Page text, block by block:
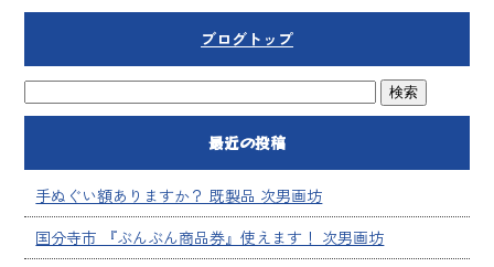
ブログトップ
最近の投稿
手ぬぐい額ありますか？ 既製品 次男画坊
国分寺市 『ぶんぶん商品券』使えます！ 次男画坊